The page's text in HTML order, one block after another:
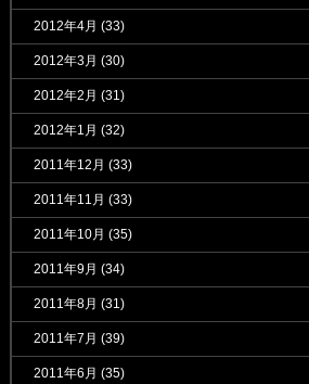
2012年4月 (33)
2012年3月 (30)
2012年2月 (31)
2012年1月 (32)
2011年12月 (33)
2011年11月 (33)
2011年10月 (35)
2011年9月 (34)
2011年8月 (31)
2011年7月 (39)
2011年6月 (35)